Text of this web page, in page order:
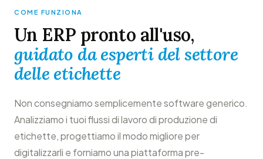
COME FUNZIONA
Un ERP pronto all'uso,
guidato da esperti del settore
delle etichette
Non consegniamo semplicemente software generico.
Analizziamo i tuoi flussi di lavoro di produzione di
etichette, progettiamo il modo migliore per
digitalizzarli e forniamo una piattaforma pre-